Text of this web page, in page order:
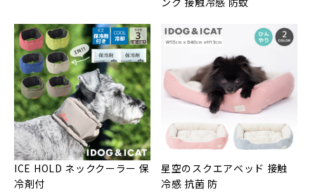
ICE HOLD ネッククーラー 保
冷剤付
星空のスクエアベッド 接触
冷感 抗菌 防